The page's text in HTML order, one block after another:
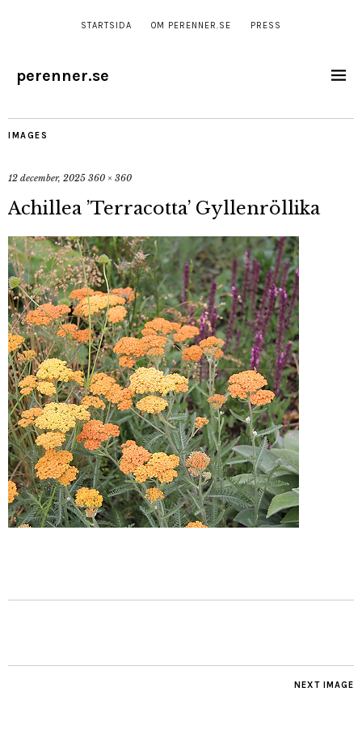
STARTSIDA OM PERENNER.SE PRESS
perenner.se
IMAGES
12 december, 2025 360 × 360
Achillea ’Terracotta’ Gyllenröllika
NEXT IMAGE